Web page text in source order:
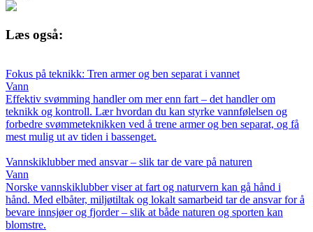
Læs også:
Fokus på teknikk: Tren armer og ben separat i vannet
Vann
Effektiv svømming handler om mer enn fart – det handler om
teknikk og kontroll. Lær hvordan du kan styrke vannfølelsen og
forbedre svømmeteknikken ved å trene armer og ben separat, og få
mest mulig ut av tiden i bassenget.
Vannskiklubber med ansvar – slik tar de vare på naturen
Vann
Norske vannskiklubber viser at fart og naturvern kan gå hånd i
hånd. Med elbåter, miljøtiltak og lokalt samarbeid tar de ansvar for å
bevare innsjøer og fjorder – slik at både naturen og sporten kan
blomstre.